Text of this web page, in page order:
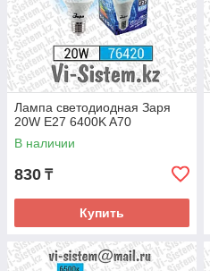
Лампа светодиодная Заря
20W E27 6400K A70
В наличии
830 ₸
Купить